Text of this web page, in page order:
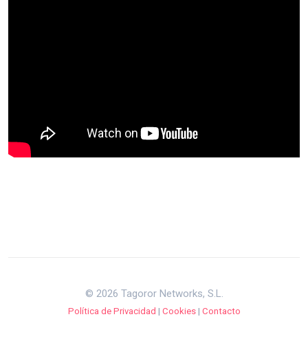
© 2026 Tagoror Networks, S.L.
Política de Privacidad | Cookies| Contacto